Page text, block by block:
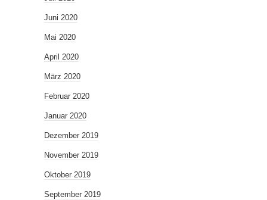
Juni 2020
Mai 2020
April 2020
März 2020
Februar 2020
Januar 2020
Dezember 2019
November 2019
Oktober 2019
September 2019